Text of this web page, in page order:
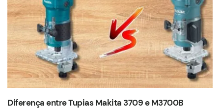
Diferença entre Tupias Makita 3709 e M3700B